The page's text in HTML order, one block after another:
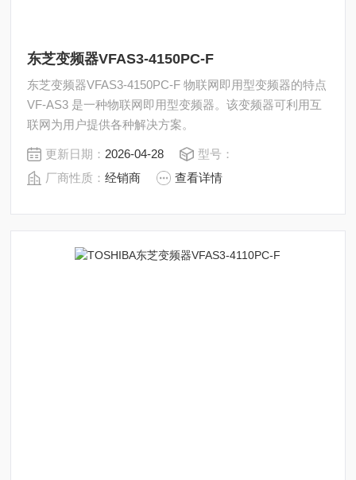
东芝变频器VFAS3-4150PC-F
东芝变频器VFAS3-4150PC-F 物联网即用型变频器的特点
VF-AS3 是一种物联网即用型变频器。该变频器可利用互
联网为用户提供各种解决方案。
更新日期： 2026-04-28
型号：
厂商性质：经销商 查看详情